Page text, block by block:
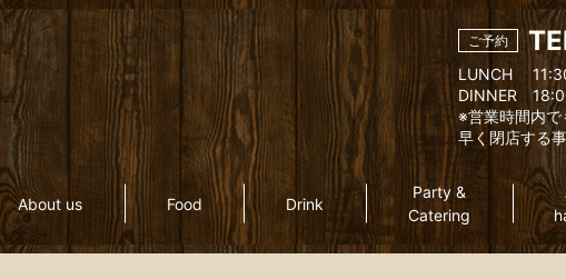
ご予約
LUNCH 11:30
DINNER
※営業時間内で
早く閉店する
About us Food Drink
Party &
Catering